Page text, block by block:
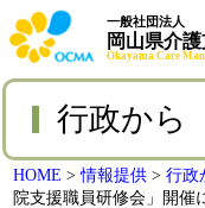
一般社団法人
岡山県介
Okayama Care
行政から
HOME >情報提供 >行政
院支援職員研修会」開催